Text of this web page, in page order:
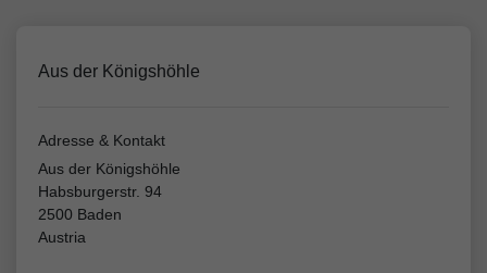
Aus der Königshöhle
Adresse & Kontakt
Aus der Königshöhle
Habsburgerstr. 94
2500 Baden
Austria